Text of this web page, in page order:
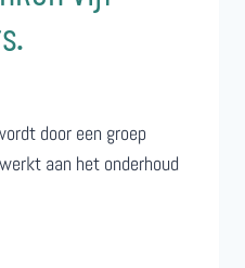
door een groep
aan het onderhoud